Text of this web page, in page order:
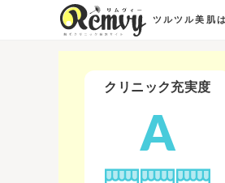
ツルツル美肌
クリニック充実度
A